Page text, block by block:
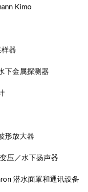
Kimo
器
下金属探测器
形放大器
压／水下扬声器
潜水面罩和通讯设备